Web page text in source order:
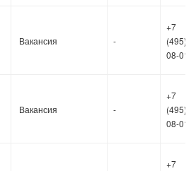
Вакансия -
+7
08-01
Вакансия -
+7
08-01
+7